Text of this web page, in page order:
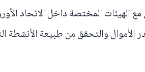
مع الهيئات المختصة داخل الاتحاد
الأموال والتحقق من طبيعة الأنشطة